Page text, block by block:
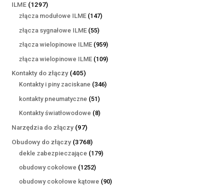
ILME 12971297
produktów
złącza modułowe ILME 147147
złącza sygnałowe ILME 5555
produktów
złącza wielopinowe ILME 959959
produktów
złącza wielopinowe ILME 109109
Kontakty do złączy 405405
produktów
Kontakty i piny zaciskane 346346
kontakty pneumatyczne 5151
produktów
Kontakty światłowodowe 88
Narzędzia do złączy 9797
produktów
Obudowy do złączy 37683768
produktów
dekle zabezpieczające 179179
obudowy cokołowe 12521252
produkty
obudowy cokołowe kątowe 9090